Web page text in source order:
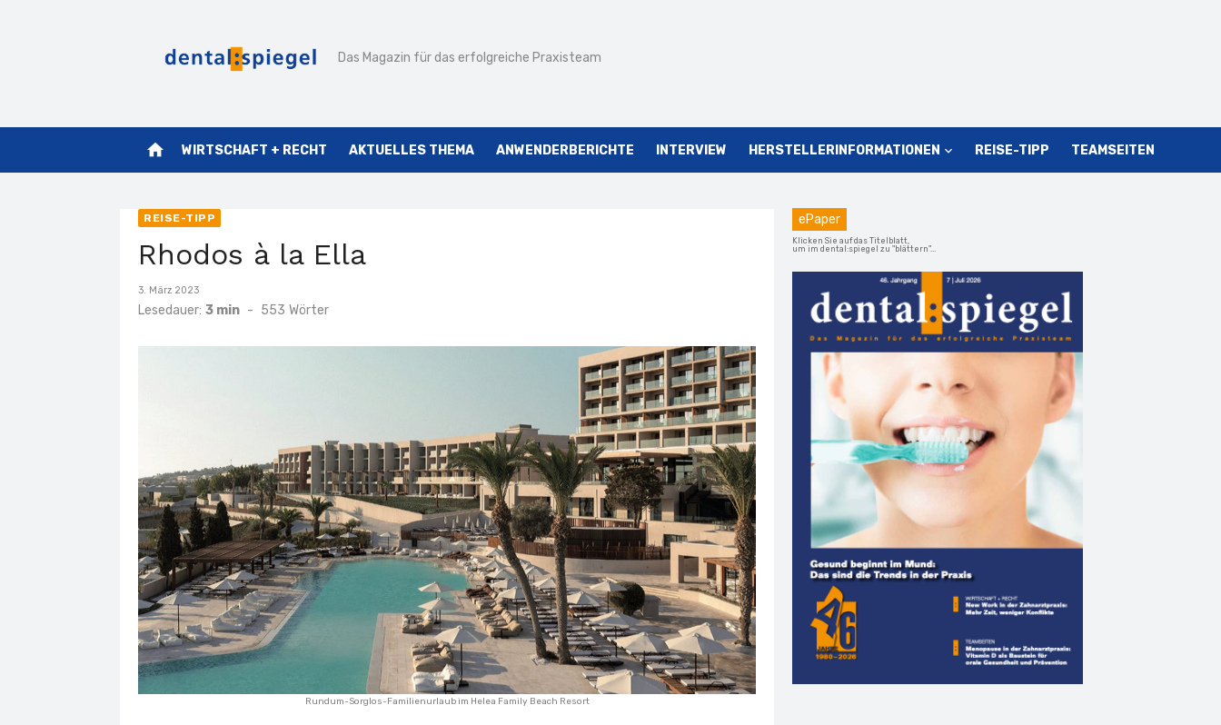
Das Magazin für das erfolgreiche Praxisteam
home WIRTSCHAFT + RECHT AKTUELLES THEMA ANWENDERBERICHTE INTERVIEW HERSTELLERINFORMATIONEN REISE-TIPP TEAMSEITEN
REISE-TIPP
Rhodos à la Ella
Veröffentlicht
am
3. März 2023
Lesedauer: 3 min - 553 Wörter
Rundum-Sorglos-Familienurlaub im Helea Family Beach Resort
ePaper
Klicken Sie auf das Titelblatt,
um im dental:spiegel zu "blättern"...